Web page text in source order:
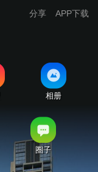
分享 APP下载
相册
圈子